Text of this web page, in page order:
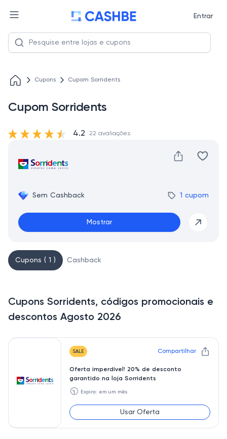
Entrar
Cupons Cupom Sorridents
Cupom Sorridents
Sem Cashback 1 cupom
Mostrar
4.2 22 avaliações
Cupons ( 1 ) Cashback
Cupons Sorridents, códigos promocionais e
descontos Agosto 2026
SALE Compartilhar
Oferta imperdível! 20% de desconto
garantido na loja Sorridents
🕥 Expira: em um mês
Usar Oferta